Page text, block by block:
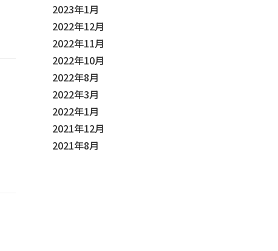
2023年1月
2022年12月
2022年11月
2022年10月
2022年8月
2022年3月
2022年1月
2021年12月
2021年8月